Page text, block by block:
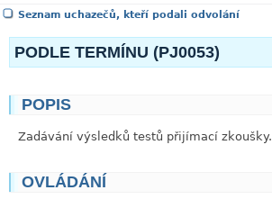
Seznam uchazečů, kteří podali odvolání
PODLE TERMÍNU (PJ0053)
POPIS
Zadávání výsledků testů přijímací zkoušky.
OVLÁDÁNÍ